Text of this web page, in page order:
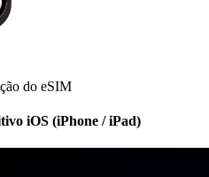
do eSIM
iOS (iPhone / iPad)